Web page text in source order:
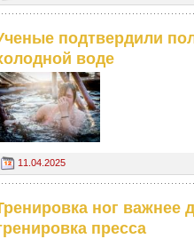
подтвердили
воде
11.04.2025
ног важнее
пресса